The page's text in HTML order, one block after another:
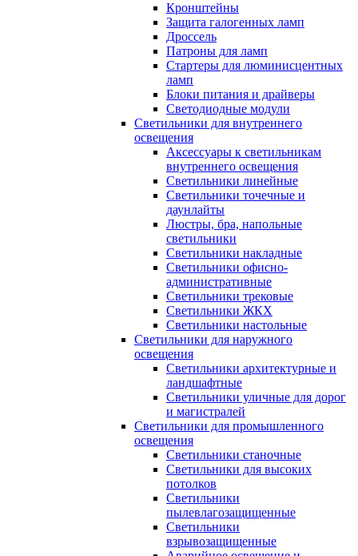
Кронштейны
Защита галогенных ламп
Дроссель
Патроны для ламп
Стартеры для люминисцентных
ламп
Блоки питания и драйверы
Светодиодные модули
Светильники для внутреннего
освещения
Аксессуары к светильникам
внутреннего освещения
Светильники линейные
Светильники точечные и
даунлайты
Люстры, бра, напольные
светильники
Светильники накладные
Светильники офисно-
административные
Светильники трековые
Светильники ЖКХ
Светильники настольные
Светильники для наружного
освещения
Светильники архитектурные и
ландшафтные
Светильники уличные для дорог
и магистралей
Светильники для промышленного
освещения
Светильники станочные
Светильники для высоких
потолков
Светильники
пылевлагозащищенные
Светильники
взрывозащищенные